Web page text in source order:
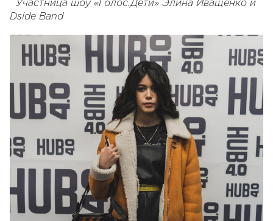
Участница шоу «Голос.Дети» Элина Иващенко и
Dside Band